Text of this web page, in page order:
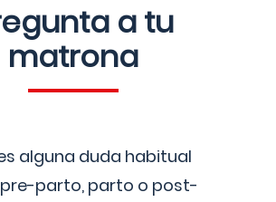
a tu
matrona
alguna duda habitual
parto, parto o post-